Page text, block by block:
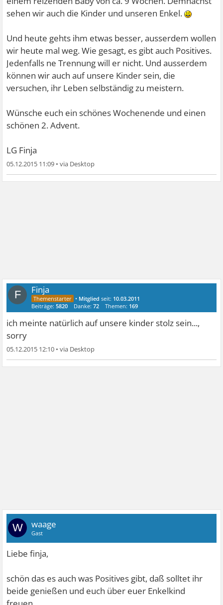
sehen wir auch die Kinder und unseren Enkel.
Und heute gehts ihm etwas besser, ausserdem wollen
wir heute mal weg. Wie gesagt, es gibt auch Positives.
Jedenfalls ne Trennung will er nicht. Und ausserdem
können wir auch auf unsere Kinder sein, die
versuchen, ihr Leben selbständig zu meistern.
Wünsche euch ein schönes Wochenende und einen
schönen 2. Advent.
LG Finja
05.12.2015 11:09 •
F Finja
• Mitglied seit: 10.03.2011
Beiträge:5820 Danke:72 Themen: 169
ich meinte natürlich auf unsere kinder stolz sein...,
sorry
05.12.2015 12:10 •
W waage
Gast
Liebe finja,
schön das es auch was Positives gibt, daß solltet ihr
beide genießen und euch über euer Enkelkind